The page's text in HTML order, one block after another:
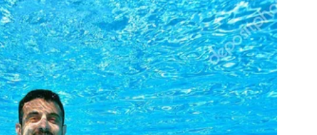
से पहले इंडिया गेट पर
की धुन, वायुसेना का बैंड शो
SPORTS
गार्डनर की दोस्त मोनिका राइट ने क्रिकेट
ऑस्ट्रेलिया पर उठाए सवाल, बोलीं,
Delhi